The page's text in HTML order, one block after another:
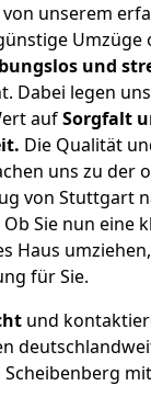
unserem
Umzüge
und
Dabei legen
aufSorgfalt
Die Qualität
uns zu der
von Stuttgart
Sie nun eine
Haus
für Sie.
und